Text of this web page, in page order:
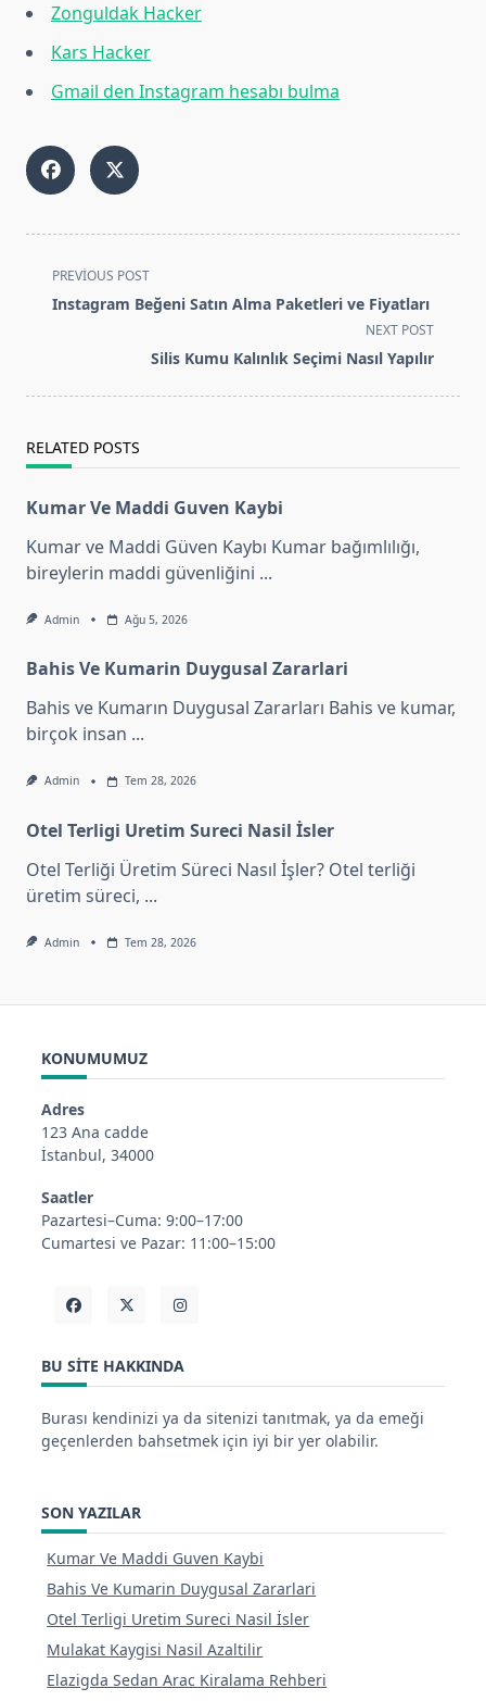
Zonguldak Hacker
Kars Hacker
Gmail den Instagram hesabı bulma
<span
class="nav-
text">Page</span>
PREVIOUS POST
Instagram Beğeni Satın Alma Paketleri ve Fiyatları
NEXT POST
Silis Kumu Kalınlık Seçimi Nasıl Yapılır
RELATED POSTS
Kumar Ve Maddi Guven Kaybi
Kumar ve Maddi Güven Kaybı Kumar bağımlılığı,
bireylerin maddi güvenliğini ...
Admin Ağu 5, 2026
Bahis Ve Kumarin Duygusal Zararlari
Bahis ve Kumarın Duygusal Zararları Bahis ve kumar,
birçok insan ...
Admin Tem 28, 2026
Otel Terligi Uretim Sureci Nasil İsler
Otel Terliği Üretim Süreci Nasıl İşler? Otel terliği
üretim süreci, ...
Admin Tem 28, 2026
KONUMUMUZ
Adres
123 Ana cadde
İstanbul, 34000
Saatler
Pazartesi–Cuma: 9:00–17:00
Cumartesi ve Pazar: 11:00–15:00
BU SITE HAKKINDA
Burası kendinizi ya da sitenizi tanıtmak, ya da emeği
geçenlerden bahsetmek için iyi bir yer olabilir.
SON YAZILAR
Kumar Ve Maddi Guven Kaybi
Bahis Ve Kumarin Duygusal Zararlari
Otel Terligi Uretim Sureci Nasil İsler
Mulakat Kaygisi Nasil Azaltilir
Elazigda Sedan Arac Kiralama Rehberi